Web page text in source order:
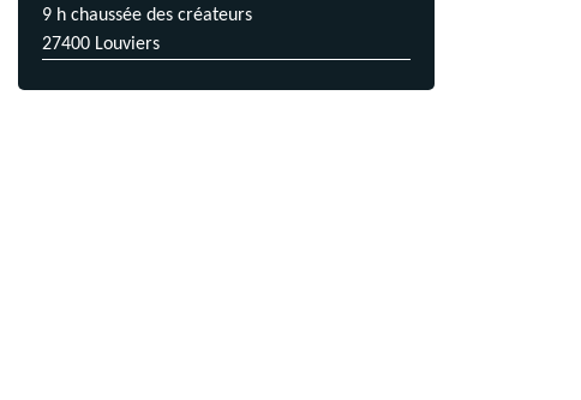
9 h chaussée des créateurs
27400 Louviers